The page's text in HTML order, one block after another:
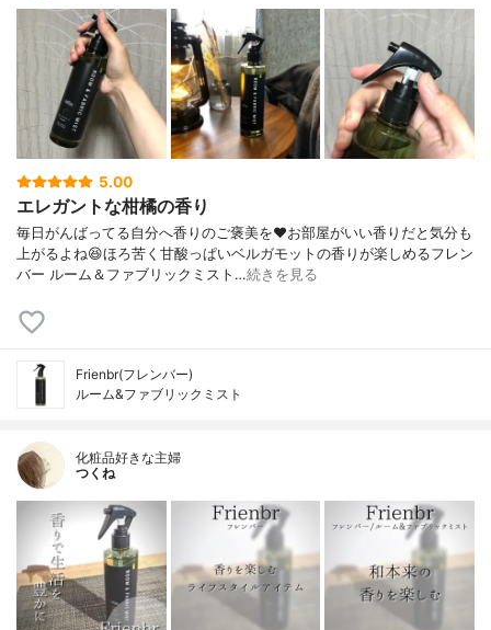
5.00
エレガントな柑橘の香り
毎日がんばってる自分へ香りのご褒美を❤お部屋がいい香りだと気分も
上がるよね😆ほろ苦く甘酸っぱいベルガモットの香りが楽しめるフレン
バー ルーム＆ファブリックミスト…続きを見る
Frienbr(フレンバー)
ルーム&ファブリックミスト
化粧品好きな主婦
つくね